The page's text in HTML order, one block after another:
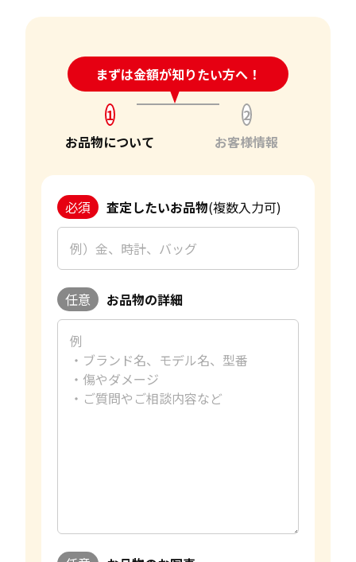
まずは金額が知りたい方へ！
24時間受付中!問い合わせフォーム
1
お品物について
2
お客様情報
必須 査定したいお品物(複数入力可)
任意 お品物の詳細